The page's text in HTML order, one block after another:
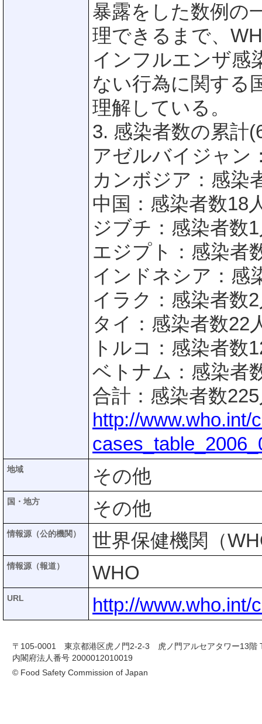
暴露をした数例の
理できるまで、
インフルエンザ感
ない行為に関する
理解している。
3. 感染者数の累計
アゼルバイジャン
カンボジア：感染
中国：感染者数18
ジブチ：感染者数
エジプト：感染者
インドネシア：感
イラク：感染者数
タイ：感染者数22
トルコ：感染者数
ベトナム：感染者
合計：感染者数
http://www.who.int/
地域 その他
国・地方 その他
情報源（公的機関） 世界保健機関（
情報源（報道） WHO
URL http://www.who.int/
〒105-0001 東京都港区虎ノ門2-2-3 虎ノ門アルセアタワー13階
内閣府法人番号 2000012010019
© Food Safety Commission of Japan